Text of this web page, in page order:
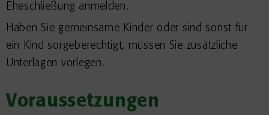
Eheschließung anmelden.
Haben Sie gemeinsame Kinder oder sind sonst für
ein Kind sorgeberechtigt, müssen Sie zusätzliche
Unterlagen vorlegen.
Voraussetzungen